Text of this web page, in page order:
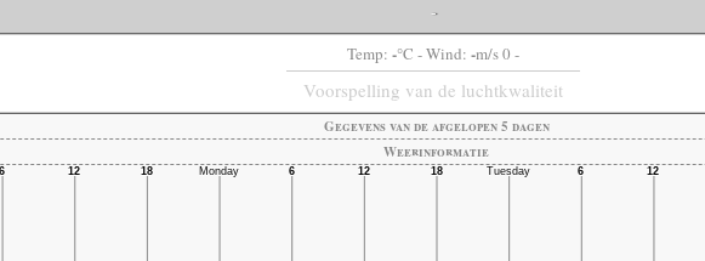
-
Temp: -°C - Wind: -m/s 0 -
Voorspelling van de luchtkwaliteit
Gegevens van de afgelopen 5 dagen
Weerinformatie